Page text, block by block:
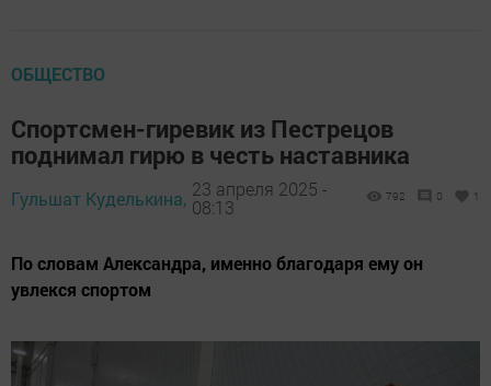
ОБЩЕСТВО
Спортсмен-гиревик из Пестрецов
поднимал гирю в честь наставника
Гульшат Куделькина, 23 апреля 2025 -
08:13
792 0 1
По словам Александра, именно благодаря ему он
увлекся спортом